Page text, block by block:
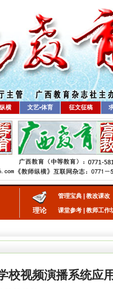
横 文艺•体育 征文征稿
理论
管理宝典 教改课改
课堂参考 教师工作
校视频演播系统应